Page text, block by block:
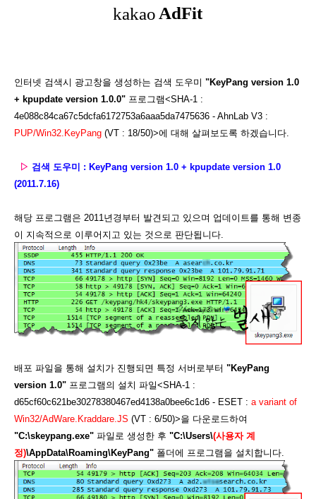
인터넷 검색시 광고창을 생성하는 검색 도우미 "KeyPang version 1.0
+ kpupdate version 1.0.0" 프로그램<SHA-1 :
4e088c84ca67c5dcfa6172753a6aaa5da7475636 - AhnLab V3 :
PUP/Win32.KeyPang (VT : 18/50)>에 대해 살펴보도록 하겠습니다.
▷ 검색 도우미 : KeyPang version 1.0 + kpupdate version 1.0
(2011.7.16)
해당 프로그램은 2011년경부터 발견되고 있으며 업데이트를 통해 변종
이 지속적으로 이루어지고 있는 것으로 판단됩니다.
배포 파일을 통해 설치가 진행되면 특정 서버로부터 "KeyPang
version 1.0" 프로그램의 설치 파일<SHA-1 :
d65cf60c621be30278380467ed4138a0bee6c1d6 - ESET : a variant of
Win32/AdWare.Kraddare.JS (VT : 6/50)>을 다운로드하여
"C:\skeypang.exe" 파일로 생성한 후 "C:\Users\(사용자 계
정)\AppData\Roaming\KeyPang" 폴더에 프로그램을 설치합니다.